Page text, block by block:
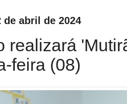
abril de 2024
realizará
feira (08)